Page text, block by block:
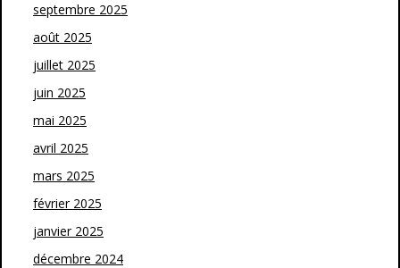
septembre 2025
août 2025
juillet 2025
juin 2025
mai 2025
avril 2025
mars 2025
février 2025
janvier 2025
décembre 2024